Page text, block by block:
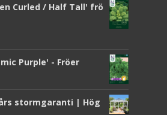
Curled / Half Tall' frö
Purple' - Fröer
stormgaranti | Hög